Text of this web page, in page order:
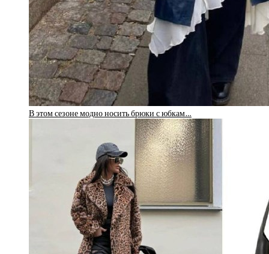
В этом сезоне модно носить брюки с юбкам…